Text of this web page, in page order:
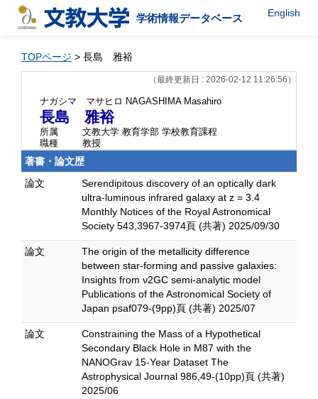
学術情報データベース English
TOPページ > 長島 雅裕
（最終更新日 : 2026-02-12 11:26:56）
ナガシマ マサヒロ NAGASHIMA Masahiro
長島 雅裕
所属
文教大学 教育学部 学校教育課程
職種
教授
著書・論文歴
論文
Serendipitous discovery of an optically dark
ultra-luminous infrared galaxy at z = 3.4
Monthly Notices of the Royal Astronomical
Society 543,3967-3974頁 (共著) 2025/09/30
論文
The origin of the metallicity difference
between star-forming and passive galaxies:
Insights from ν2GC semi-analytic model
Publications of the Astronomical Society of
Japan psaf079-(9pp)頁 (共著) 2025/07
論文
Constraining the Mass of a Hypothetical
Secondary Black Hole in M87 with the
NANOGrav 15-Year Dataset The
Astrophysical Journal 986,49-(10pp)頁 (共著)
2025/06